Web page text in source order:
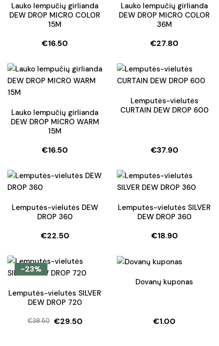
Lauko lempučių girlianda
DEW DROP MICRO COLOR
15M
€16.50
Lauko lempučių girlianda
DEW DROP MICRO COLOR
36M
€27.80
Lauko lempučių girlianda
DEW DROP MICRO WARM
15M
€16.50
Lemputės-vielutės
CURTAIN DEW DROP 600
€37.90
Lemputės-vielutės DEW
DROP 360
€22.50
Lemputės-vielutės SILVER
DEW DROP 360
€18.90
-23%
Lemputės-vielutės SILVER
DEW DROP 720
€38.50
Original
€29.50
Current
Dovanų kuponas
€1.00